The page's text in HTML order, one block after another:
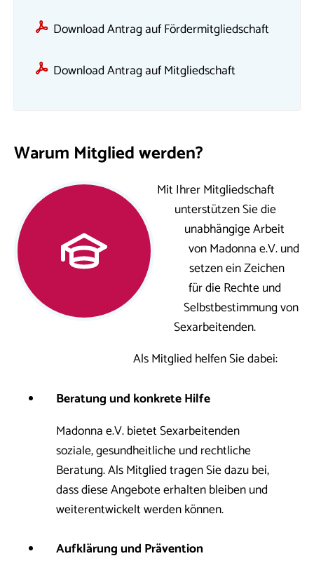
Download Antrag auf Fördermitgliedschaft
Download Antrag auf Mitgliedschaft
Warum Mitglied werden?
Mit Ihrer Mitgliedschaft
unterstützen Sie die
unabhängige Arbeit
von Madonna e.V. und
setzen ein Zeichen
für die Rechte und
Selbstbestimmung von
Sexarbeitenden.
Als Mitglied helfen Sie dabei:
Beratung und konkrete Hilfe
Madonna e.V. bietet Sexarbeitenden
soziale, gesundheitliche und rechtliche
Beratung. Als Mitglied tragen Sie dazu bei,
dass diese Angebote erhalten bleiben und
weiterentwickelt werden können.
Aufklärung und Prävention